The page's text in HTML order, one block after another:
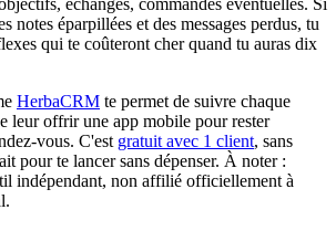
échanges, commandes éventuelles. Si
notes éparpillées et des messages perdus, tu
qui te coûteront cher quand tu auras dix
HerbaCRM te permet de suivre chaque
leur offrir une app mobile pour rester
vous. C'est gratuit avec 1 client, sans
pour te lancer sans dépenser. À noter :
indépendant, non affilié officiellement à